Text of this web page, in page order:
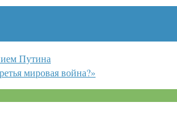
Путина
мировая война?»